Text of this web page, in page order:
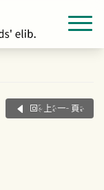
回上一頁